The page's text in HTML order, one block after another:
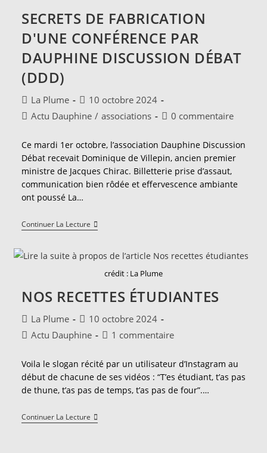
SECRETS DE FABRICATION
D'UNE CONFÉRENCE PAR
DAUPHINE DISCUSSION DÉBAT
(DDD)
Auteur/autrice
de
La Plume
Publication
publiée :
10 octobre 2024
PostActu Dauphine / associations
Commentaires
la
publication :
0 commentaire
Ce mardi 1er octobre, l’association Dauphine Discussion
Débat recevait Dominique de Villepin, ancien premier
ministre de Jacques Chirac. Billetterie prise d’assaut,
communication bien rôdée et effervescence ambiante
ont poussé La…
Continuer La LectureSecrets
De
D'une
Conférence
Discussion
Débat
crédit : La Plume
NOS RECETTES ÉTUDIANTES
Auteur/autrice
de
La Plume
Publication
publiée :
10 octobre 2024
PostActu Dauphine
Commentaires
la
publication :
1 commentaire
Voila le slogan récité par un utilisateur d’Instagram au
début de chacune de ses vidéos : “T’es étudiant, t’as pas
de thune, t’as pas de temps, t’as pas de four”.…
Continuer La LectureNos
Recettes